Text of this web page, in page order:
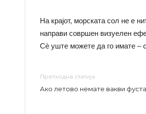
На крајот, морската сол не е
направи совршен визуелен
Сè уште можете да го имате –
Претходна статија
Ако летово немате вакви